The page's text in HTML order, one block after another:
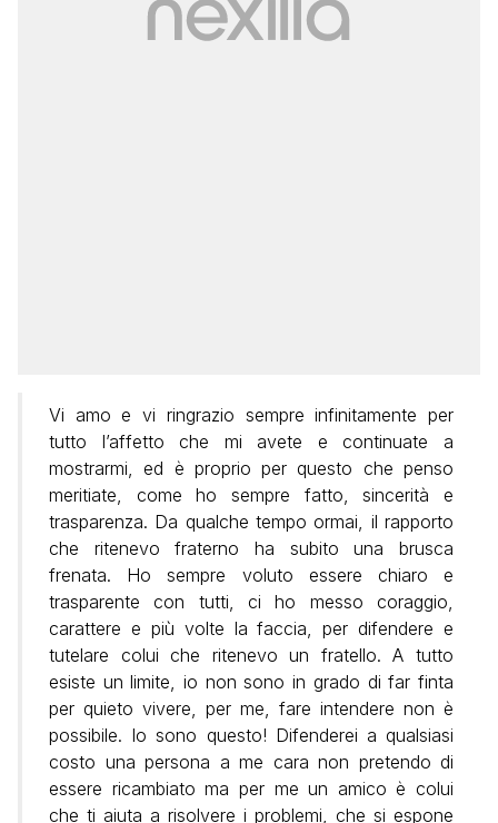
Vi amo e vi ringrazio sempre infinitamente per
tutto l’affetto che mi avete e continuate a
mostrarmi, ed è proprio per questo che penso
meritiate, come ho sempre fatto, sincerità e
trasparenza. Da qualche tempo ormai, il rapporto
che ritenevo fraterno ha subito una brusca
frenata. Ho sempre voluto essere chiaro e
trasparente con tutti, ci ho messo coraggio,
carattere e più volte la faccia, per difendere e
tutelare colui che ritenevo un fratello. A tutto
esiste un limite, io non sono in grado di far finta
per quieto vivere, per me, fare intendere non è
possibile. Io sono questo! Difenderei a qualsiasi
costo una persona a me cara non pretendo di
essere ricambiato ma per me un amico è colui
che ti aiuta a risolvere i problemi, che si espone